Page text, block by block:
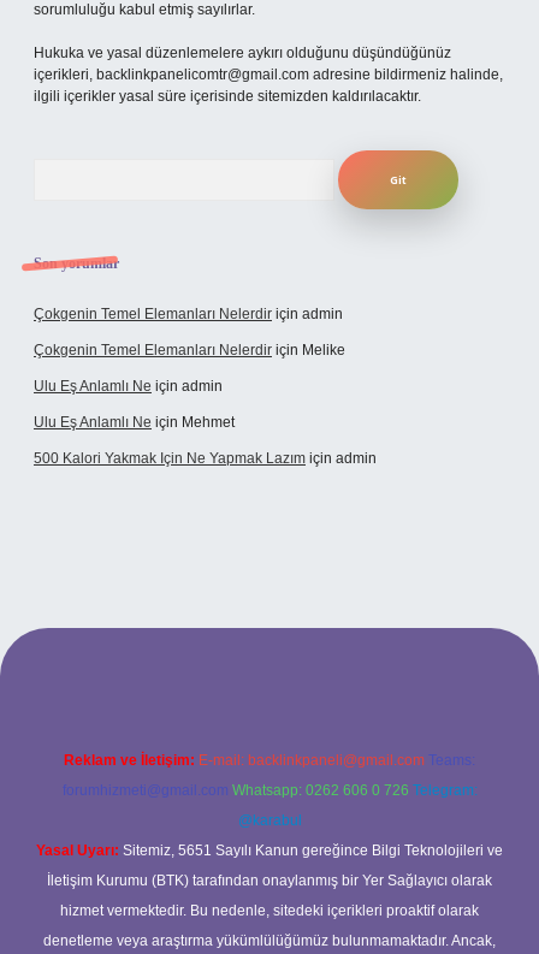
sorumluluğu kabul etmiş sayılırlar.
Hukuka ve yasal düzenlemelere aykırı olduğunu düşündüğünüz
içerikleri, backlinkpanelicomtr@gmail.com adresine bildirmeniz halinde,
ilgili içerikler yasal süre içerisinde sitemizden kaldırılacaktır.
Son yorumlar
Çokgenin Temel Elemanları Nelerdir için admin
Çokgenin Temel Elemanları Nelerdir için Melike
Ulu Eş Anlamlı Ne için admin
Ulu Eş Anlamlı Ne için Mehmet
500 Kalori Yakmak Için Ne Yapmak Lazım için admin
Reklam ve İletişim: E-mail: backlinkpaneli@gmail.com Teams:
forumhizmeti@gmail.com Whatsapp: 0262 606 0 726 Telegram:
@karabul
Yasal Uyarı: Sitemiz, 5651 Sayılı Kanun gereğince Bilgi Teknolojileri ve
İletişim Kurumu (BTK) tarafından onaylanmış bir Yer Sağlayıcı olarak
hizmet vermektedir. Bu nedenle, sitedeki içerikleri proaktif olarak
denetleme veya araştırma yükümlülüğümüz bulunmamaktadır. Ancak,